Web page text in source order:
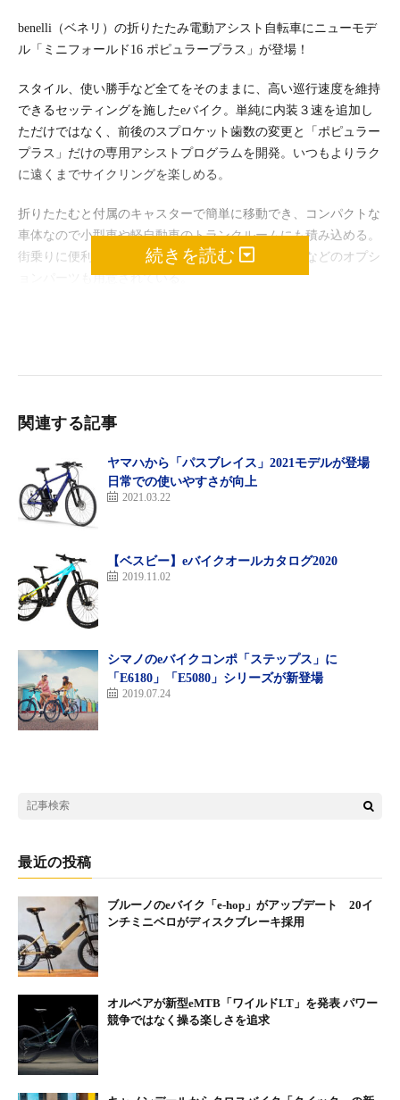
benelli（ベネリ）の折りたたみ電動アシスト自転車にニューモデ
ル「ミニフォールド16 ポピュラープラス」が登場！
スタイル、使い勝手など全てをそのままに、高い巡行速度を維持
できるセッティングを施したeバイク。単純に内装３速を追加し
ただけではなく、前後のスプロケット歯数の変更と「ポピュラー
プラス」だけの専用アシストプログラムを開発。いつもよりラク
に遠くまでサイクリングを楽しめる。
折りたたむと付属のキャスターで簡単に移動でき、コンパクトな
車体なので小型車や軽自動車のトランクルームにも積み込める。
街乗りに便利なサイドスタンドやキャリングケースなどのオプシ
ョンパーツも用意されている。
コスミックレッド
続きを読む
関連する記事
ヤマハから「パスブレイス」2021モデルが登場
日常での使いやすさが向上
2021.03.22
【ベスビー】eバイクオールカタログ2020
2019.11.02
シマノのeバイクコンポ「ステップス」に
「E6180」「E5080」シリーズが新登場
2019.07.24
最近の投稿
ブルーノのeバイク「e-hop」がアップデート 20イ
ンチミニベロがディスクブレーキ採用
オルベアが新型eMTB「ワイルドLT」を発表 パワー
競争ではなく操る楽しさを追求